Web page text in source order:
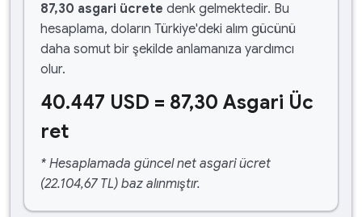
87,30 asgari ücrete denk gelmektedir. Bu
hesaplama, doların Türkiye'deki alım gücünü
daha somut bir şekilde anlamanıza yardımcı
olur.
40.447 USD = 87,30 Asgari Üc
ret
* Hesaplamada güncel net asgari ücret
(22.104,67 TL) baz alınmıştır.